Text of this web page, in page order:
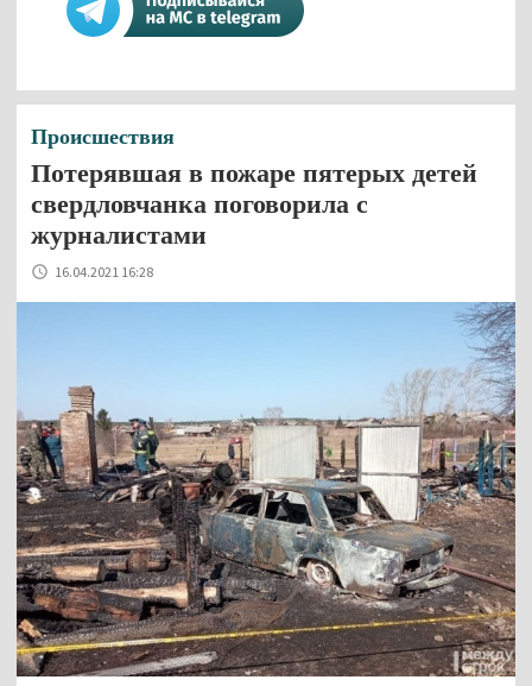
Происшествия
Потерявшая в пожаре пятерых детей
свердловчанка поговорила с
журналистами
16.04.2021 16:28